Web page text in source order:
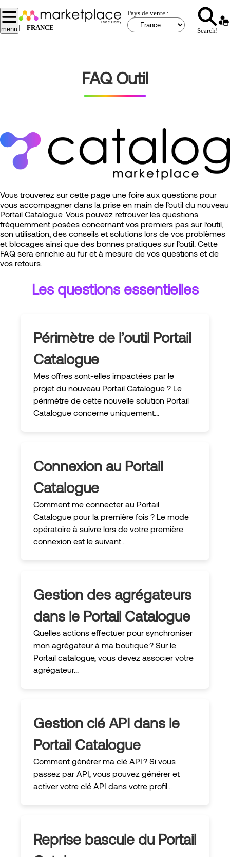
Aller
au
contenu
principal
menu | FRANCE
Pays de vente :
Search!
FAQ Outil
Vous trouverez sur cette page une foire aux questions pour
vous accompagner dans la prise en main de l’outil du nouveau
Portail Catalogue. Vous pouvez retrouver les questions
fréquemment posées concernant vos premiers pas sur l’outil,
son utilisation, des conseils et solutions lors de vos problèmes
et blocages ainsi que des bonnes pratiques sur l’outil. Cette
FAQ sera enrichie au fur et à mesure de vos questions et de
vos retours.
Les questions essentielles
Périmètre de l’outil Portail
Catalogue
Mes offres sont-elles impactées par le
projet du nouveau Portail Catalogue ? Le
périmètre de cette nouvelle solution Portail
Catalogue concerne uniquement...
Connexion au Portail
Catalogue
Comment me connecter au Portail
Catalogue pour la première fois ? Le mode
opératoire à suivre lors de votre première
connexion est le suivant...
Gestion des agrégateurs
dans le Portail Catalogue
Quelles actions effectuer pour synchroniser
mon agrégateur à ma boutique ? Sur le
Portail catalogue, vous devez associer votre
agrégateur...
Gestion clé API dans le
Portail Catalogue
Comment générer ma clé API ? Si vous
passez par API, vous pouvez générer et
activer votre clé API dans votre profil...
Reprise bascule du Portail